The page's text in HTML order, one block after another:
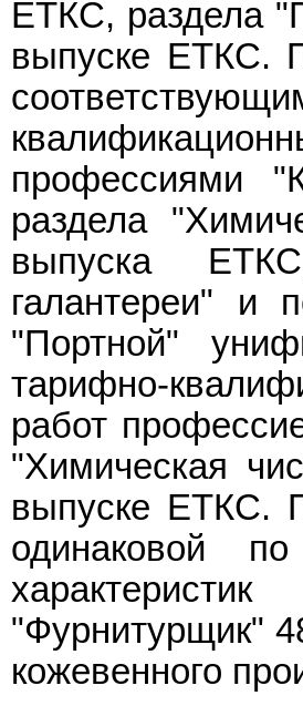
ЕТКС, раздела
выпуске ЕТКС.
профессиями
раздела
выпуска
галантереи" и
"Портной"
тарифно-
работ
"Химическая
выпуске ЕТКС.
одинаковой
"Фурнитурщик"
кожевенного